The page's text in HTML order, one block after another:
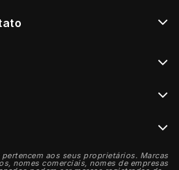
pertencem aos seus proprietários. Marcas
nomes comerciais, nomes de empresas